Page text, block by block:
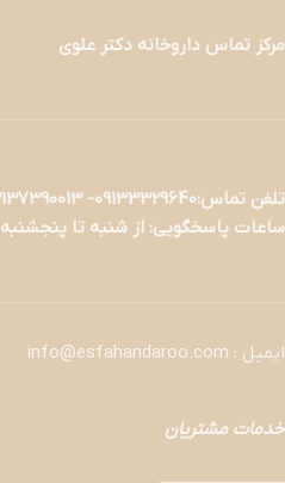
مرکز تماس داروخانه دکتر علوی
تلفن تماس:09133329640- 03137390013
ساعات پاسخگویی: از شنبه تا پنجشنبه 9 صبح الی 13 و 17 الی 21
ایمیل : info@esfahandaroo.com
خدمات مشتریان